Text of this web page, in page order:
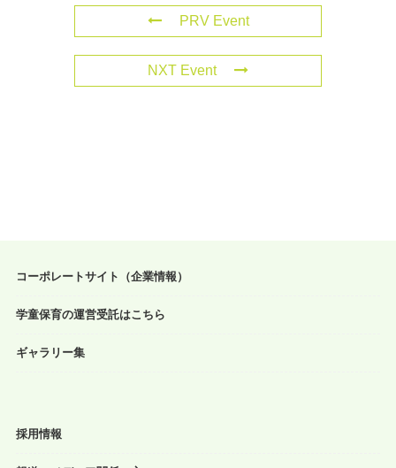
PRV Event
NXT Event
コーポレートサイト（企業情報）
学童保育の運営受託はこちら
ギャラリー集
採用情報